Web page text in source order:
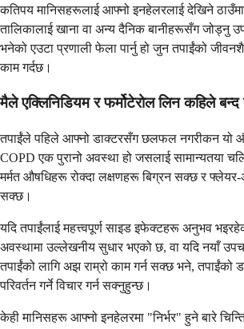
कतिपय मानिसहरूलाई आफ्नो इनहेलरलाई देखिने
तालिकालाई खाना वा अन्य दैनिक बानीहरूसँग जोड्नु
भनेको एउटा प्रणाली फेला पार्नु हो जुन तपाईंको
काम गर्दछ।
मैले एक्लिनिडियम र फर्मोटेरोल लिन कहिले
तपाईंले पहिले आफ्नो डाक्टरसँग छलफल नगरीकन यो
COPD एक पुरानो अवस्था हो जसलाई सामान्यतया
मर्मत औषधिहरू रोक्दा लक्षणहरू बिग्रन सक्छ र
सक्छ।
यदि तपाईंलाई महत्त्वपूर्ण साइड इफेक्टहरू अनुभव
अवस्थामा उल्लेखनीय सुधार भएको छ, वा यदि नयाँ
तपाईंको लागि अझ राम्रो काम गर्न सक्छ भने, तपाईंको
परिवर्तन गर्ने विचार गर्न सक्नुहुन्छ।
केही मानिसहरू आफ्नो इनहेलरमा "निर्भर" हुने बारे